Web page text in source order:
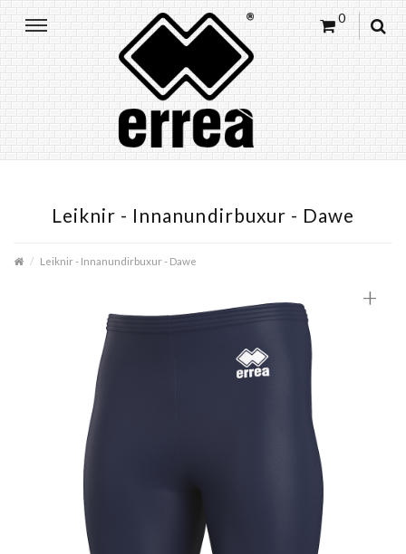
0
Leiknir - Innanundirbuxur - Dawe
Leiknir - Innanundirbuxur - Dawe
+